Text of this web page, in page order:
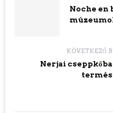
Noche en
KÖVETKEZŐ
Nerjai